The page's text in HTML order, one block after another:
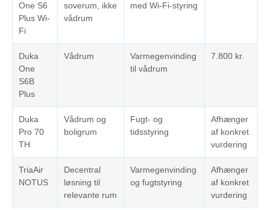
One S6
Plus Wi-
Fi
soverum, ikke
vådrum
med Wi-Fi-styring
Duka
One
S6B
Plus
Vådrum
Varmegenvinding
til vådrum
7.800 kr.
Duka
Pro 70
TH
Vådrum og
boligrum
Fugt- og
tidsstyring
Afhænger
af konkret
vurdering
TriaAir
NOTUS
Decentral
løsning til
relevante rum
Varmegenvinding
og fugtstyring
Afhænger
af konkret
vurdering